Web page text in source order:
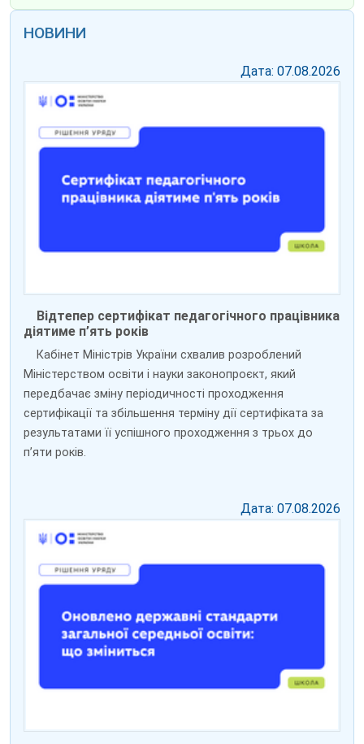
НОВИНИ
Дата: 07.08.2026
Відтепер сертифікат педагогічного працівника
діятиме п’ять років
Кабінет Міністрів України схвалив розроблений
Міністерством освіти і науки законопроєкт, який
передбачає зміну періодичності проходження
сертифікації та збільшення терміну дії сертифіката за
результатами її успішного проходження з трьох до
пʼяти років.
Дата: 07.08.2026